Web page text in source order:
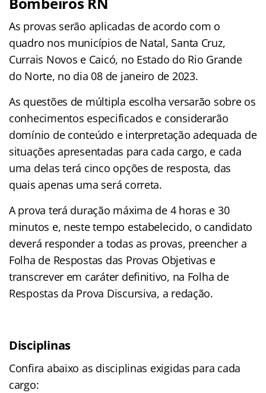
As provas serão aplicadas de acordo com o
quadro nos municípios de Natal, Santa Cruz,
Currais Novos e Caicó, no Estado do Rio Grande
do Norte, no dia 08 de janeiro de 2023.
As questões de múltipla escolha versarão sobre os
conhecimentos especificados e considerarão
domínio de conteúdo e interpretação adequada de
situações apresentadas para cada cargo, e cada
uma delas terá cinco opções de resposta, das
quais apenas uma será correta.
A prova terá duração máxima de 4 horas e 30
minutos e, neste tempo estabelecido, o candidato
deverá responder a todas as provas, preencher a
Folha de Respostas das Provas Objetivas e
transcrever em caráter definitivo, na Folha de
Respostas da Prova Discursiva, a redação.
Disciplinas
Confira abaixo as disciplinas exigidas para cada
cargo: